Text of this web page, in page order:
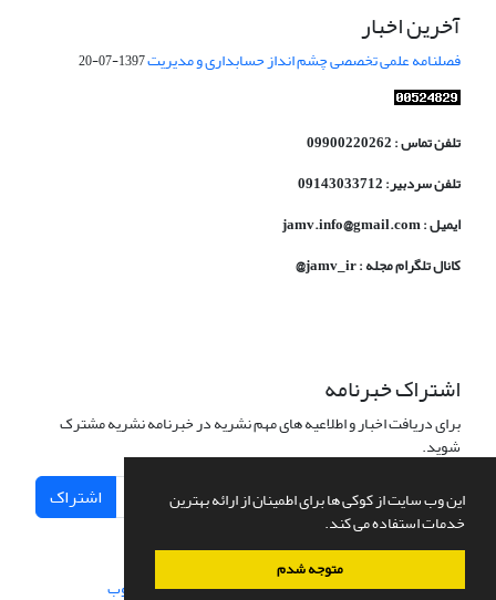
این وب سایت از کوکی ها برای اطمینان از ارائه بهترین
خدمات استفاده می کند.
متوجه شدم
آخرین اخبار
فصلنامه علمی تخصصی چشم انداز حسابداری و مدیریت1397-07-20
تلفن تماس : 09900220262
تلفن سردبیر: 09143033712
ایمیل : jamv.info@gmail.com
کانال تلگرام مجله : jamv_ir@
اشتراک خبرنامه
برای دریافت اخبار و اطلاعیه های مهم نشریه در خبرنامه نشریه مشترک
شوید.
اشتراک
سامانه مدیریت نشریات علمی.طراحی و پیاده سازی از سیناوب